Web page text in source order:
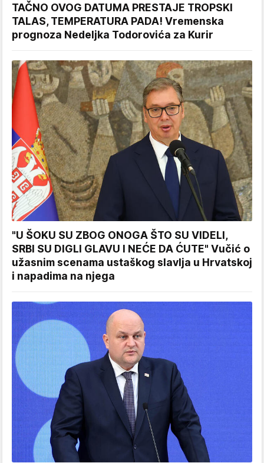
TAČNO OVOG DATUMA PRESTAJE TROPSKI
TALAS, TEMPERATURA PADA! Vremenska
prognoza Nedeljka Todorovića za Kurir
"U ŠOKU SU ZBOG ONOGA ŠTO SU VIDELI,
SRBI SU DIGLI GLAVU I NEĆE DA ĆUTE" Vučić o
užasnim scenama ustaškog slavlja u Hrvatskoj
i napadima na njega